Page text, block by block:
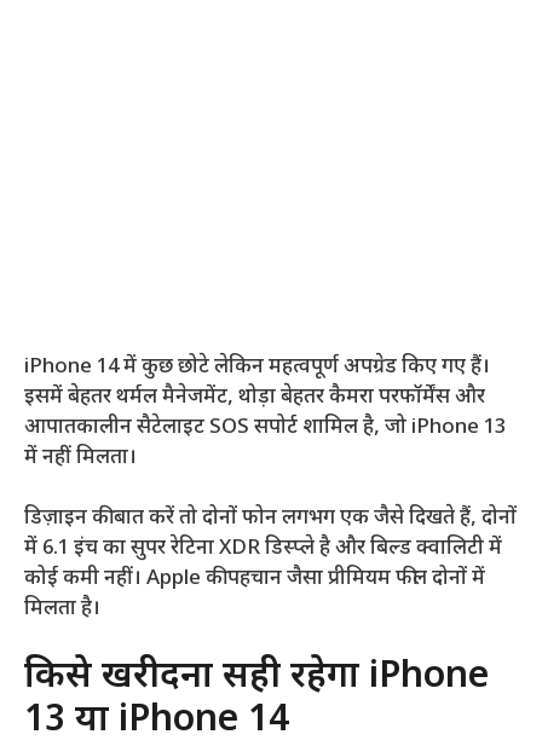
iPhone 14 में कुछ छोटे लेकिन महत्वपूर्ण अपग्रेड किए गए हैं।
इसमें बेहतर थर्मल मैनेजमेंट, थोड़ा बेहतर कैमरा परफॉर्मेंस और
आपातकालीन सैटेलाइट SOS सपोर्ट शामिल है, जो iPhone 13
में नहीं मिलता।
डिज़ाइन की बात करें तो दोनों फोन लगभग एक जैसे दिखते हैं, दोनों
में 6.1 इंच का सुपर रेटिना XDR डिस्प्ले है और बिल्ड क्वालिटी में
कोई कमी नहीं। Apple की पहचान जैसा प्रीमियम फील दोनों में
मिलता है।
किसे खरीदना सही रहेगा iPhone
13 या iPhone 14